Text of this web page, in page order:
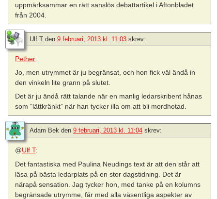
uppmärksammar en rätt sanslös debattartikel i Aftonbladet
från 2004.
Ulf T den 9 februari, 2013 kl. 11:03 skrev:
Pether:
Jo, men utrymmet är ju begränsat, och hon fick väl ändå in
den vinkeln lite grann på slutet.
Det är ju ändå rätt talande när en manlig ledarskribent hånas
som ”lättkränkt” när han tycker illa om att bli mordhotad.
Adam Bek den 9 februari, 2013 kl. 11:04 skrev:
@Ulf T:
Det fantastiska med Paulina Neudings text är att den står att
läsa på bästa ledarplats på en stor dagstidning. Det är
närapå sensation. Jag tycker hon, med tanke på en kolumns
begränsade utrymme, får med alla väsentliga aspekter av